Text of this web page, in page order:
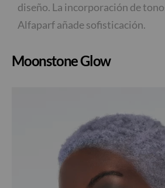
diseño. La incorporación de
Alfaparf añade sofisticación.
Moonstone Glow